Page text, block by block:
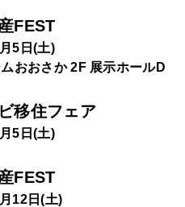
FEST
5日(土)
おおさか 2F 展示ホールD
移住フェア
5日(土)
FEST
12日(土)